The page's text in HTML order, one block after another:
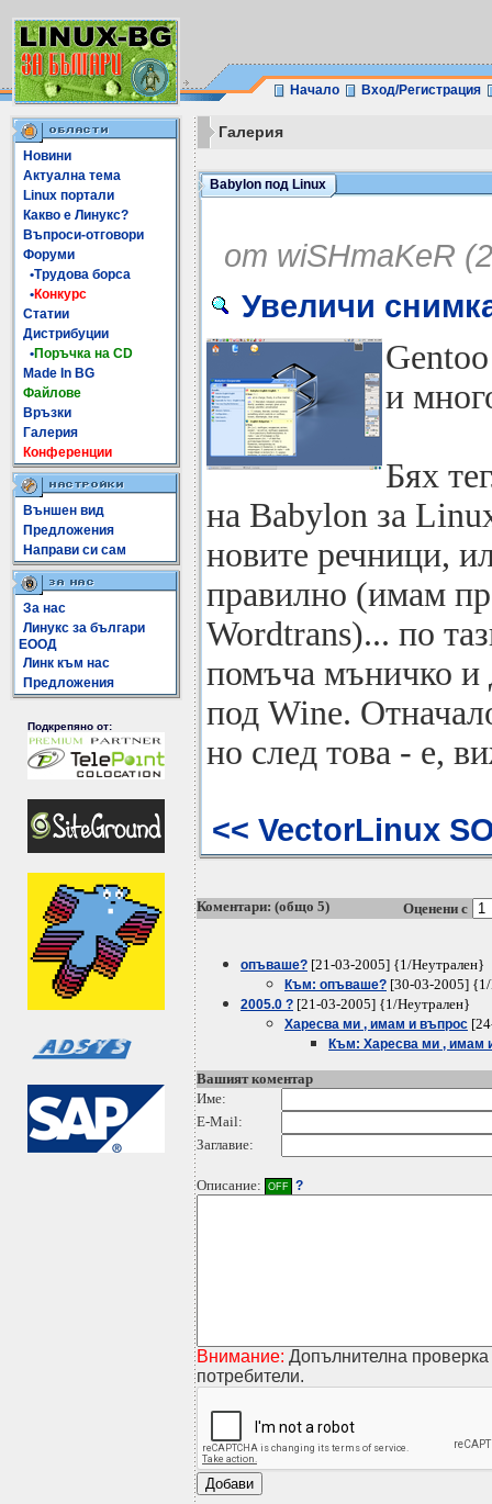
Начало Вход/Регистрация
Новини
Актуална тема
Linux портали
Какво е Линукс?
Въпроси-отговори
Форуми
•Трудова борса
•Конкурс
Статии
Дистрибуции
•Поръчка на CD
Made In BG
Файлове
Връзки
Галерия
Конференции
Външен вид
Предложения
Направи си сам
За нас
Линукс за българи
ЕООД
Линк към нас
Предложения
Подкрепяно от:
Галерия
Babylon под Linux
от wiSHmaKeR
Увеличи
и
Бях
на Babylon за
новите речници,
правилно (имам
Wordtrans)... по
помъча мъничко и
под Wine.
но след това - е,
<< VectorLinux
Коментари: (общо 5) Оценени с
опъваше? [21-03-2005] {1/Неутрален}
Към: опъваше? [30-03-2005]
2005.0 ? [21-03-2005] {1/Неутрален}
Харесва ми , имам и въпрос
Към: Харесва ми , имам
Вашият коментар
Име:
E-Mail:
Заглавие:
Описание: OFF ?
Внимание: Допълнителна
потребители.